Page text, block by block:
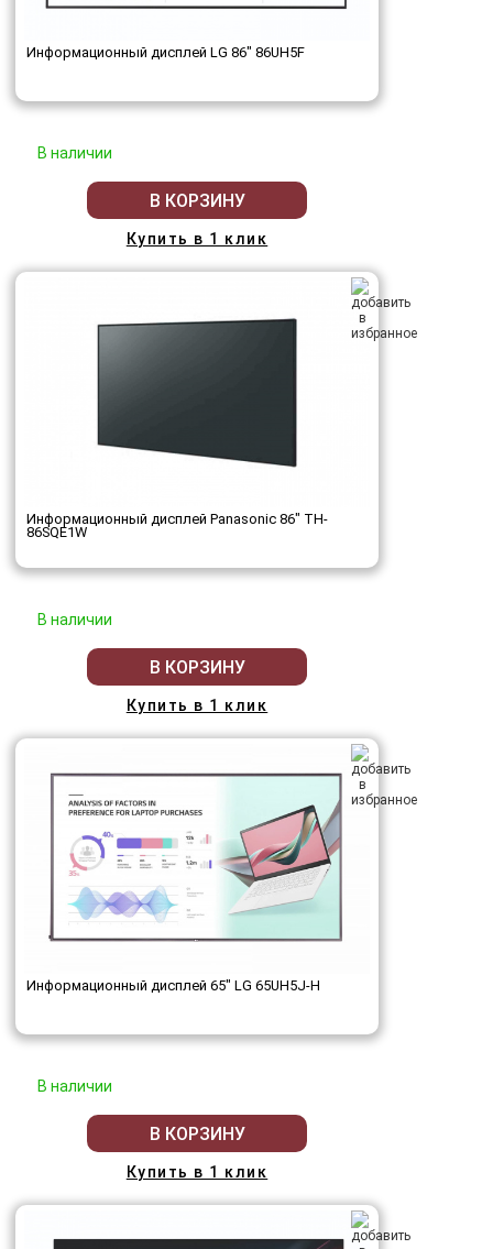
Информационный дисплей LG 86" 86UH5F
В наличии
В КОРЗИНУ
Купить в 1 клик
Информационный дисплей Panasonic 86" TH-
86SQE1W
В наличии
В КОРЗИНУ
Купить в 1 клик
Информационный дисплей 65" LG 65UH5J-H
В наличии
В КОРЗИНУ
Купить в 1 клик